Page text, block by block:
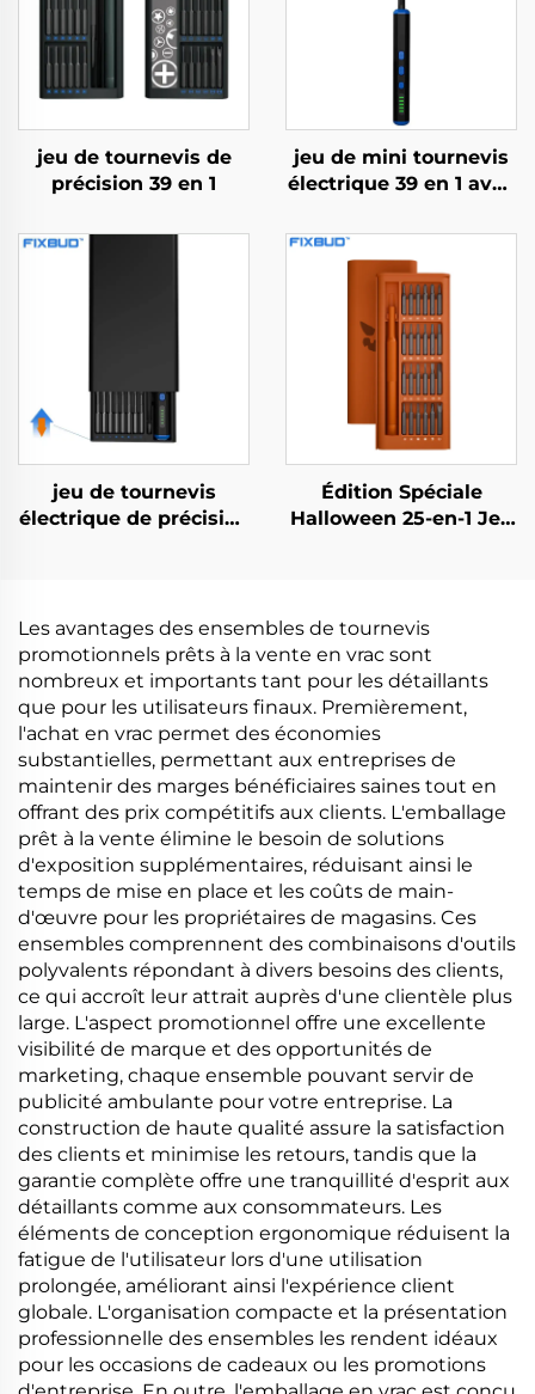
jeu de tournevis de
précision 39 en 1
jeu de mini tournevis
électrique 39 en 1 avec
jeu de tournevis
électrique de précision
Édition Spéciale
Halloween 25-en-1 Jeu
Les avantages des ensembles de tournevis
promotionnels prêts à la vente en vrac sont
nombreux et importants tant pour les détaillants
que pour les utilisateurs finaux. Premièrement,
l'achat en vrac permet des économies
substantielles, permettant aux entreprises de
maintenir des marges bénéficiaires saines tout en
offrant des prix compétitifs aux clients. L'emballage
prêt à la vente élimine le besoin de solutions
d'exposition supplémentaires, réduisant ainsi le
temps de mise en place et les coûts de main-
d'œuvre pour les propriétaires de magasins. Ces
ensembles comprennent des combinaisons d'outils
polyvalents répondant à divers besoins des clients,
ce qui accroît leur attrait auprès d'une clientèle plus
large. L'aspect promotionnel offre une excellente
visibilité de marque et des opportunités de
marketing, chaque ensemble pouvant servir de
publicité ambulante pour votre entreprise. La
construction de haute qualité assure la satisfaction
des clients et minimise les retours, tandis que la
garantie complète offre une tranquillité d'esprit aux
détaillants comme aux consommateurs. Les
éléments de conception ergonomique réduisent la
fatigue de l'utilisateur lors d'une utilisation
prolongée, améliorant ainsi l'expérience client
globale. L'organisation compacte et la présentation
professionnelle des ensembles les rendent idéaux
pour les occasions de cadeaux ou les promotions